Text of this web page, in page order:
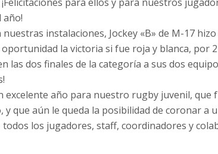
año!
instalaciones, Jockey «B» de M-17
la victoria si fue roja y blanca, por
las dos finales de la categoría a sus dos
excelente año para nuestro rugby juvenil,
que aún le queda la posibilidad de coronar a
los jugadores, staff, coordinadores y